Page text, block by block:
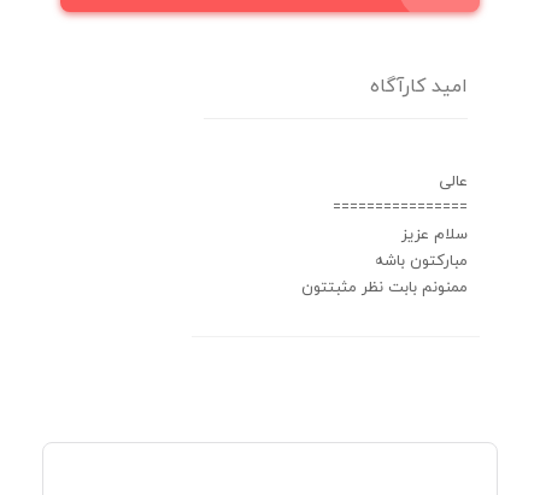
امید کارآگاه
عالی
================
سلام عزیز
مبارکتون باشه
ممنونم بابت نظر مثبتتون